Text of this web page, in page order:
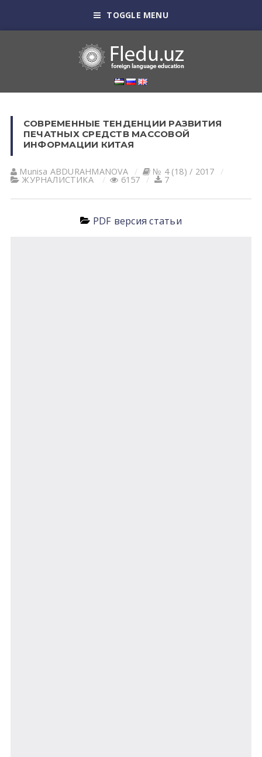
TOGGLE MENU
СОВРЕМЕННЫЕ ТЕНДЕНЦИИ РАЗВИТИЯ
ПЕЧАТНЫХ СРЕДСТВ МАССОВОЙ
ИНФОРМАЦИИ КИТАЯ
Munisa АBDURАHMАNOVА № 4 (18) / 2017
ЖУРНАЛИСТИКА 6157 7
PDF версия статьи